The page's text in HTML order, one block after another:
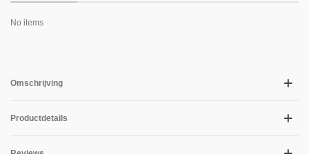
No items
Omschrijving
Productdetails